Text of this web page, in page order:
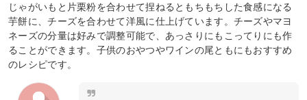
じゃがいもと片栗粉を合わせて捏ねるともちもちした食感になる
芋餅に、チーズを合わせて洋風に仕上げています。チーズやマヨ
ネーズの分量は好みで調整可能で、あっさりにもこってりにも作
ることができます。子供のおやつやワインの尾ともにもおすすめ
のレシピです。